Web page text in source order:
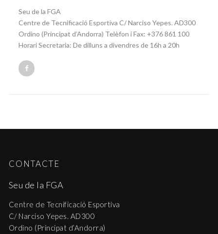
Seu de la FGA
Centre de Tecnificació Esportiva C/ Narciso Yepes. AD300
Ordino (Principat d’Andorra) Telèfon i Fax: +376 861 100
Horari Secretaria: De dilluns a divendres de 16h a 20h
CONTACTE
Seu de la FGA
Centre de Tecnificació Esportiva
C/ Narciso Yepes. AD300
Ordino (Principat d’Andorra)